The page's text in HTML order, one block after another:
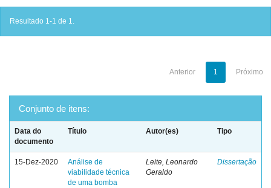
Resultado 1-1 de 1.
Anterior 1 Próximo
Conjunto de itens:
Data do
documento
Título Autor(es) Tipo
15-Dez-2020
Análise de
viabilidade técnica
de uma bomba
Leite, Leonardo
Geraldo
Dissertação